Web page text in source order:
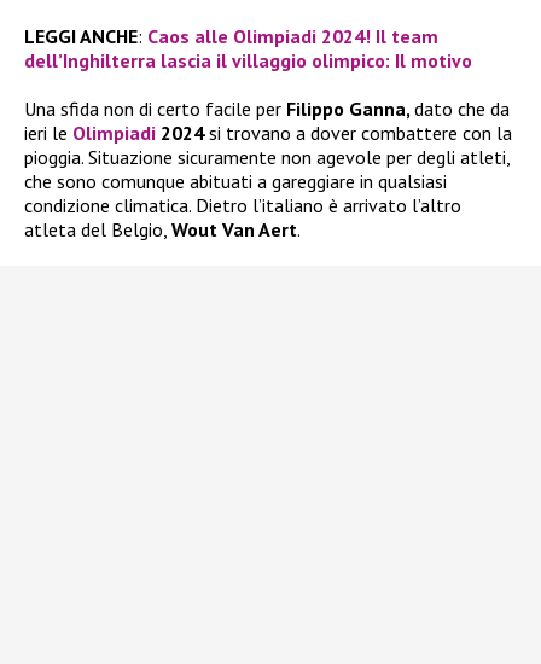
LEGGI ANCHE: Caos alle Olimpiadi 2024! Il team
dell’Inghilterra lascia il villaggio olimpico: Il motivo
Una sfida non di certo facile per Filippo Ganna,dato che da
ieri le Olimpiadi 2024si trovano a dover combattere con la
pioggia. Situazione sicuramente non agevole per degli atleti,
che sono comunque abituati a gareggiare in qualsiasi
condizione climatica. Dietro l’italiano è arrivato l’altro
atleta del Belgio, Wout Van Aert.